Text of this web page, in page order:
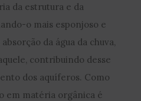
da estrutura e da
o mais esponjoso e
da água da chuva,
contribuindo desse
dos aquíferos. Como
em matéria orgânica é